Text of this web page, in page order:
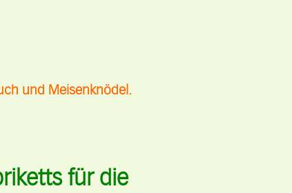
und Meisenknödel.
für die